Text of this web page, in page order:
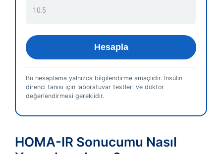
Hesapla
Bu hesaplama yalnızca bilgilendirme amaçlıdır. İnsülin
direnci tanısı için laboratuvar testleri ve doktor
değerlendirmesi gereklidir.
HOMA-IR Sonucumu Nasıl